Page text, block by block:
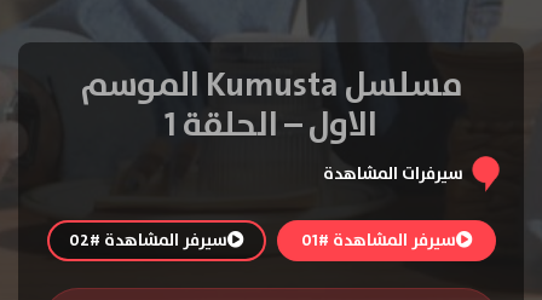
مسلسل Kumusta الموسم
الاول – الحلقة 1
سيرفرات المشاهدة
سيرفر المشاهدة #01 سيرفر المشاهدة #02